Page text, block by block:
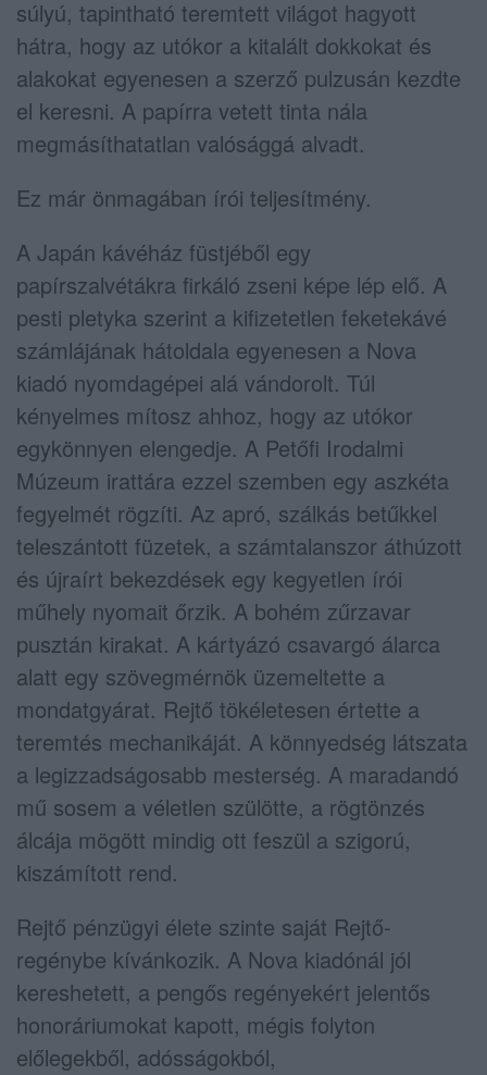
súlyú, tapintható teremtett világot hagyott
hátra, hogy az utókor a kitalált dokkokat és
alakokat egyenesen a szerző pulzusán kezdte
el keresni. A papírra vetett tinta nála
megmásíthatatlan valósággá alvadt.
Ez már önmagában írói teljesítmény.
A Japán kávéház füstjéből egy
papírszalvétákra firkáló zseni képe lép elő. A
pesti pletyka szerint a kifizetetlen feketekávé
számlájának hátoldala egyenesen a Nova
kiadó nyomdagépei alá vándorolt. Túl
kényelmes mítosz ahhoz, hogy az utókor
egykönnyen elengedje. A Petőfi Irodalmi
Múzeum irattára ezzel szemben egy aszkéta
fegyelmét rögzíti. Az apró, szálkás betűkkel
teleszántott füzetek, a számtalanszor áthúzott
és újraírt bekezdések egy kegyetlen írói
műhely nyomait őrzik. A bohém zűrzavar
pusztán kirakat. A kártyázó csavargó álarca
alatt egy szövegmérnök üzemeltette a
mondatgyárat. Rejtő tökéletesen értette a
teremtés mechanikáját. A könnyedség látszata
a legizzadságosabb mesterség. A maradandó
mű sosem a véletlen szülötte, a rögtönzés
álcája mögött mindig ott feszül a szigorú,
kiszámított rend.
Rejtő pénzügyi élete szinte saját Rejtő-
regénybe kívánkozik. A Nova kiadónál jól
kereshetett, a pengős regényekért jelentős
honoráriumokat kapott, mégis folyton
előlegekből, adósságokból,